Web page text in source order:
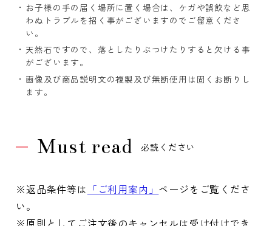
お子様の手の届く場所に置く場合は、ケガや誤飲など思
わぬトラブルを招く事がございますのでご留意くださ
い。
天然石ですので、落としたりぶつけたりすると欠ける事
がございます。
画像及び商品説明文の複製及び無断使用は固くお断りし
ます。
Must read 必読ください
※返品条件等は 「ご利用案内」 ページをご覧くださ
い。
※原則としてご注文後のキャンセルは受け付けでき